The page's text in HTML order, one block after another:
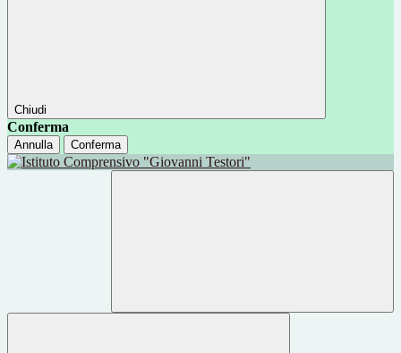
Chiudi
Conferma
Annulla Conferma